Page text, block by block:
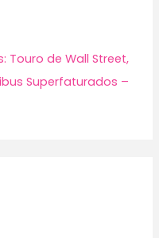
Touro de Wall Street,
Superfaturados –